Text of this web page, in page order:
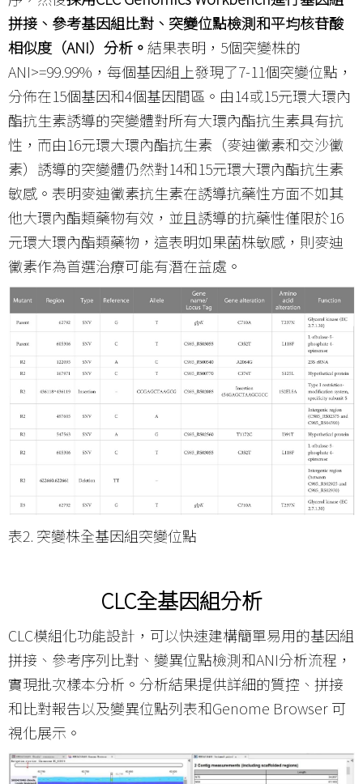
拼接、參考基因組比對、突變位點檢測和平均核苷酸
相似度（ANI）分析。結果表明，5個突變株的
ANI>=99.99%，每個基因組上發現了7-11個突變位點，
分佈在15個基因和4個基因間區。由14或15元環大環內
酯抗生素誘導的突變體對所有大環內酯抗生素具有抗
性，而由16元環大環內酯抗生素（麥迪黴素和交沙黴
素）誘導的突變體仍然對14和15元環大環內酯抗生素
敏感。表明麥迪黴素抗生素在誘導抗藥性方面不如其
他大環內酯類藥物有效，並且誘導的抗藥性僅限於16
元環大環內酯類藥物，這表明如果菌株敏感，則麥迪
黴素作為首選治療可能有潛在益處。
表2. 突變株全基因組突變位點
CLC全基因組分析
CLC模組化功能設計，可以快速建構簡單易用的基因組
拼接、參考序列比對、變異位點檢測和ANI分析流程，
實現批次樣本分析。分析結果提供詳細的質控、拼接
和比對報告以及變異位點列表和Genome Browser 可
視化展示。